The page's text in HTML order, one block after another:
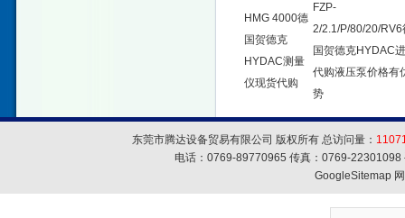
HMG 4000德
国贺德克
HYDAC测量
仪现货代购
FZP-
2/2.1/P/80/20/RV6
国贺德克HYDAC
代购液压泵价格有
势
东莞市腾达设备贸易有限公司 版权所有 总访问量：
电话：0769-89770965 传真：0769-
GoogleSitemap网